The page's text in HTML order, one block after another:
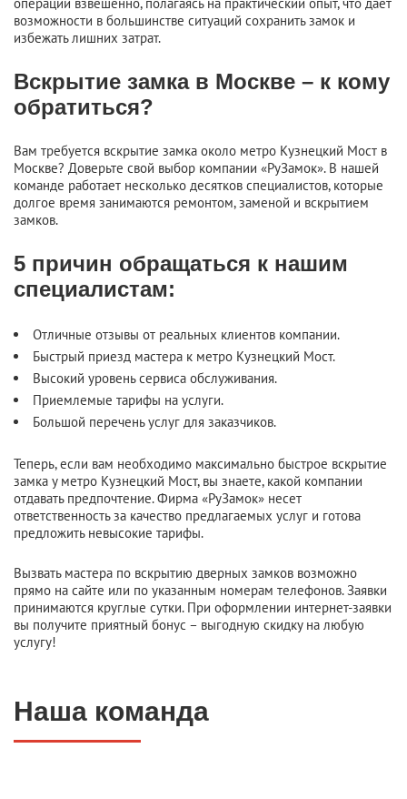
возможности в большинстве ситуаций сохранить замок и
избежать лишних затрат.
Вскрытие замка в Москве – к кому
обратиться?
Вам требуется вскрытие замка около метро Кузнецкий Мост в
Москве? Доверьте свой выбор компании «РуЗамок». В нашей
команде работает несколько десятков специалистов, которые
долгое время занимаются ремонтом, заменой и вскрытием
замков.
5 причин обращаться к нашим
специалистам:
Отличные отзывы от реальных клиентов компании.
Быстрый приезд мастера к метро Кузнецкий Мост.
Высокий уровень сервиса обслуживания.
Приемлемые тарифы на услуги.
Большой перечень услуг для заказчиков.
Теперь, если вам необходимо максимально быстрое вскрытие
замка у метро Кузнецкий Мост, вы знаете, какой компании
отдавать предпочтение. Фирма «РуЗамок» несет
ответственность за качество предлагаемых услуг и готова
предложить невысокие тарифы.
Вызвать мастера по вскрытию дверных замков возможно
прямо на сайте или по указанным номерам телефонов. Заявки
принимаются круглые сутки. При оформлении интернет-заявки
вы получите приятный бонус – выгодную скидку на любую
услугу!
Наша команда